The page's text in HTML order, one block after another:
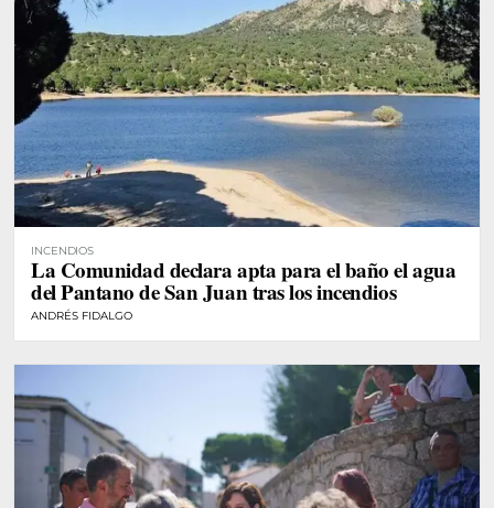
INCENDIOS
La Comunidad declara apta para el baño el agua
del Pantano de San Juan tras los incendios
ANDRÉS FIDALGO